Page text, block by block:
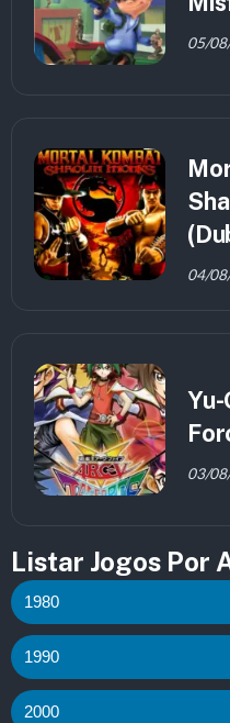
05/
04/
Yu-
03/
Listar Jogos Por
1980
1990
2000